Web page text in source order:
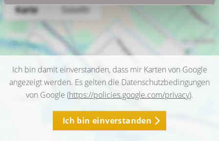
Ich bin damit einverstanden, dass mir Karten von Google
angezeigt werden. Es gelten die Datenschutzbedingungen
von Google (https://policies.google.com/privacy).
Ich bin einverstanden